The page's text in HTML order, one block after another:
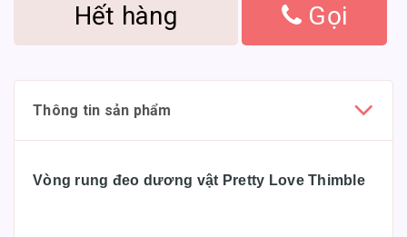
Hết hàng Gọi
Thông tin sản phẩm
Vòng rung đeo dương vật Pretty Love Thimble